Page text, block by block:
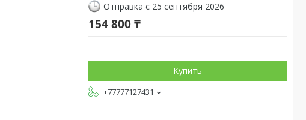
Отправка с 25 сентября 2026
154 800 ₸
Купить
+77777127431